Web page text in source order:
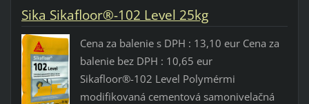
Sika Sikafloor®-102 Level 25kg
Cena za balenie s DPH : 13,10 eur Cena za
balenie bez DPH : 10,65 eur
Sikafloor®-102 Level Polymérmi
modifikovaná cementová samonivelačná